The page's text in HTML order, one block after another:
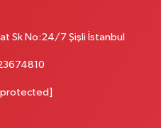
Sokak 23 A Çobançeşme Aile
Sk No:24/7 Şişli İstanbul
protected]